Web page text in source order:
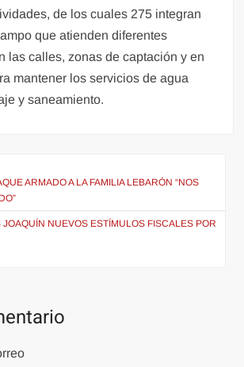
de los cuales 275 integran
que atienden diferentes
las calles, zonas de captación y en
mantener los servicios de agua
y saneamiento.
ARMADO A LA FAMILIA LEBARÓN “NOS
NUEVOS ESTÍMULOS FISCALES POR